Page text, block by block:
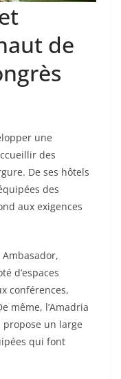
de
une
des
De ses hôtels
des
aux exigences
d’espaces
conférences,
même, l’Amadria
propose un large
qui font